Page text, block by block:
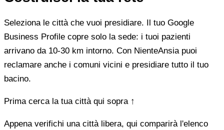
Seleziona le città che vuoi presidiare. Il tuo Google
Business Profile copre solo la sede: i tuoi pazienti
arrivano da 10-30 km intorno. Con NienteAnsia puoi
reclamare anche i comuni vicini e presidiare tutto il tuo
bacino.
Prima cerca la tua città qui sopra ↑
Appena verifichi una città libera, qui comparirà l'elenco